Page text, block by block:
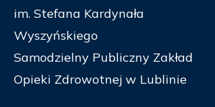
im. Stefana Kardynała
Wyszyńskiego
Samodzielny Publiczny Zakład
Opieki Zdrowotnej w Lublinie